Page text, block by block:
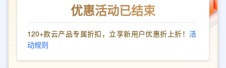
优惠活动已结束
120+款云产品专属折扣，立享新用户优惠折上折！ 活
动规则